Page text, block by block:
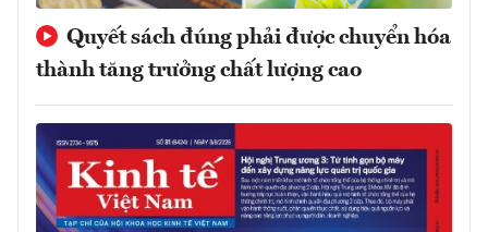
Quyết sách đúng phải được chuyển hóa
thành tăng trưởng chất lượng cao